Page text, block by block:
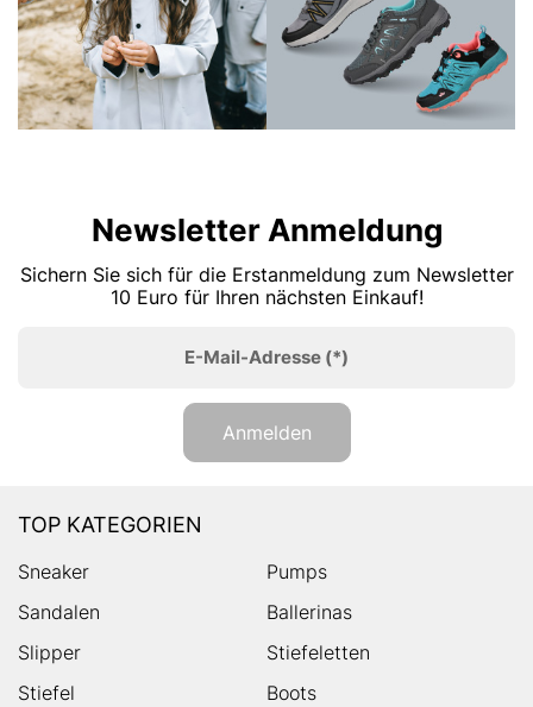
Newsletter Anmeldung
Sichern Sie sich für die Erstanmeldung zum Newsletter
10 Euro für Ihren nächsten Einkauf!
E-Mail-Adresse (*)
Anmelden
TOP KATEGORIEN
Sneaker
Pumps
Sandalen
Ballerinas
Slipper
Stiefeletten
Stiefel
Boots